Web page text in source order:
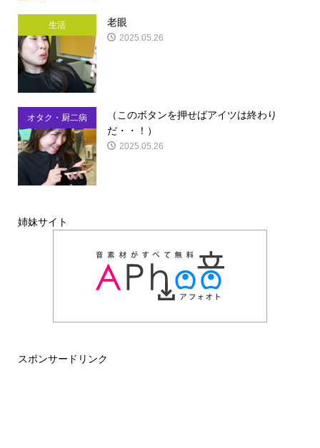
生活 老眼
2025.05.26
オタク・厨二病
（このボタンを押せばアイツは終わり
だ・・！）
2025.05.26
姉妹サイト
スポンサードリンク